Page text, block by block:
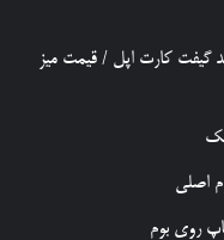
گیفت کارت اپل / قیمت میز
اصلی
روی بوم